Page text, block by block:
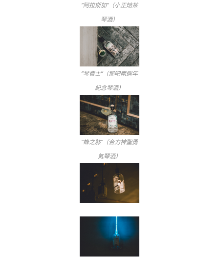
“阿拉斯加”（小正焙茶
琴酒）
“琴費士”（那吧兩週年
紀念琴酒）
“蜂之膝”（合力神聖勇
氣琴酒）